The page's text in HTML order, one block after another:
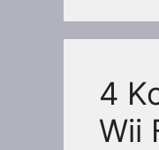
4
Wii